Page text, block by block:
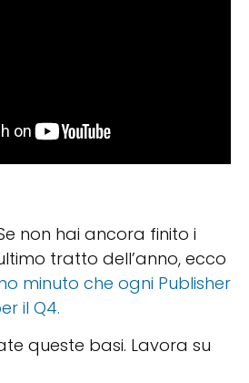
non hai ancora finito i
tratto dell’anno, ecco
minuto che ogni Publisher
il Q4.
queste basi. Lavora su